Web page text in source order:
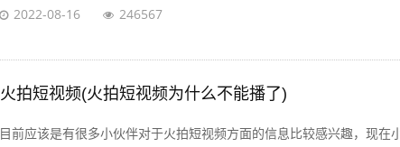
2022-08-16 246567
火拍短视频(火拍短视频为什么不能播了)
目前应该是有很多小伙伴对于火拍短视频方面的信息比较感兴趣，现在